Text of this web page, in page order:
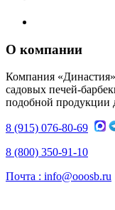
О компании
Компания
садовых печей-
подобной продукции
8 (915) 076-80-69
8 (800) 350-91-10
Почта : info@ooosb.ru